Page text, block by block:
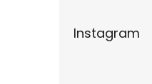
Instagram